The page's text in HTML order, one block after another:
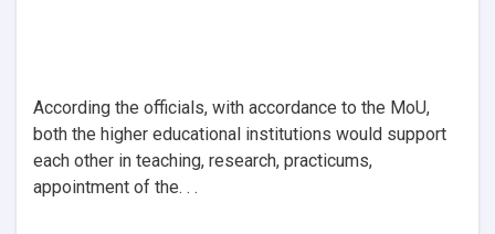
According the officials, with accordance to the MoU,
both the higher educational institutions would support
each other in teaching, research, practicums,
appointment of the. . .